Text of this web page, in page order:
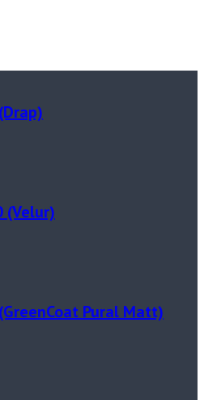
(Velur)
Pural Matt)